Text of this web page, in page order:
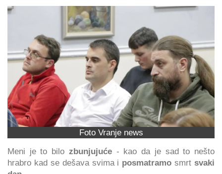
Foto Vranje news
Meni je to bilo zbunjujuće- kao da je sad to nešto
hrabro kad se dešava svima i posmatramo smrt svaki